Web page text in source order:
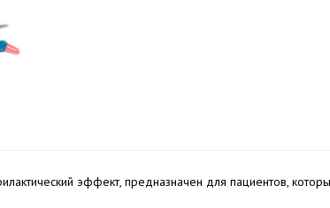
эффект, предназначен для пациентов,